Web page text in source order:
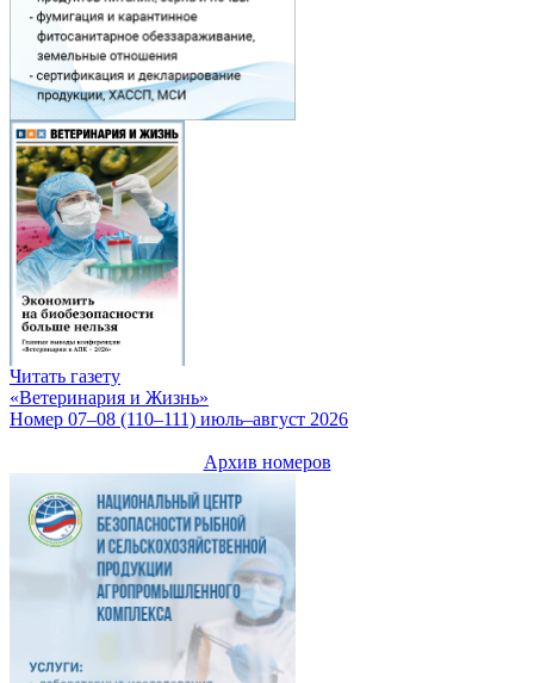
Читать газету
«Ветеринария и Жизнь»
Номер 07–08 (110–111) июль–август 2026
Архив номеров